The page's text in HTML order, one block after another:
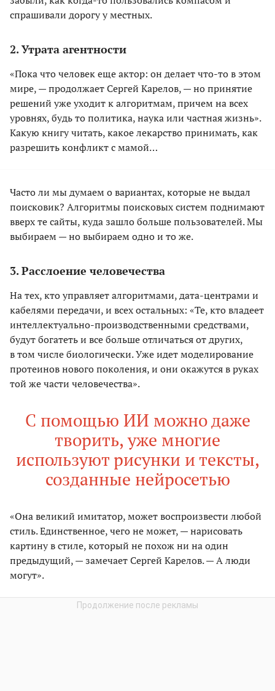
спрашивали дорогу у местных.
2. Утрата агентности
«Пока что человек еще актор: он делает что-то в этом
мире, — продолжает Сергей Карелов, — но принятие
решений уже уходит к алгоритмам, причем на всех
уровнях, будь то политика, наука или частная жизнь».
Какую книгу читать, какое лекарство принимать, как
разрешить конфликт с мамой…
Часто ли мы думаем о вариантах, которые не выдал
поисковик? Алгоритмы поисковых систем поднимают
вверх те сайты, куда зашло больше пользователей. Мы
выбираем — но выбираем одно и то же.
3. Расслоение человечества
На тех, кто управляет алгоритмами, дата-центрами и
кабелями передачи, и всех остальных: «Те, кто владеет
интеллектуально-производственными средствами,
будут богатеть и все больше отличаться от других,
в том числе биологически. Уже идет моделирование
протеинов нового поколения, и они окажутся в руках
той же части человечества».
С помощью ИИ можно даже
творить, уже многие
используют рисунки и тексты,
созданные нейросетью
«Она великий имитатор, может воспроизвести любой
стиль. Единственное, чего не может, — нарисовать
картину в стиле, который не похож ни на один
предыдущий, — замечает Сергей Карелов. — А люди
могут».